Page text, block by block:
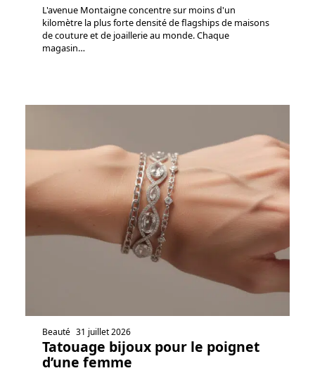
L'avenue Montaigne concentre sur moins d'un
kilomètre la plus forte densité de flagships de maisons
de couture et de joaillerie au monde. Chaque
magasin…
Beauté 31 juillet 2026
Tatouage bijoux pour le poignet
d’une femme